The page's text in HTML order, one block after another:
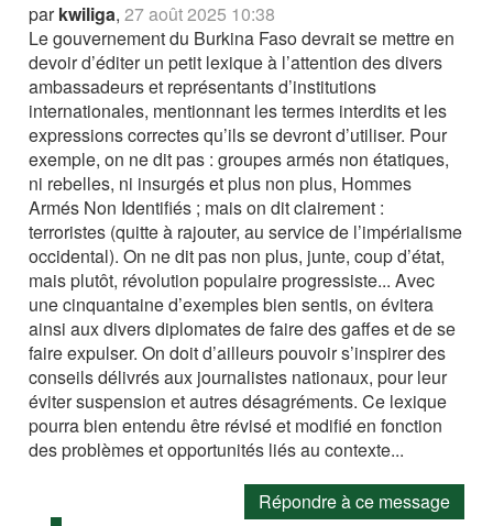
parkwiliga,27 août 2025 10:38
Le gouvernement du Burkina Faso devrait se mettre en
devoir d’éditer un petit lexique à l’attention des divers
ambassadeurs et représentants d’institutions
internationales, mentionnant les termes interdits et les
expressions correctes qu’ils se devront d’utiliser. Pour
exemple, on ne dit pas : groupes armés non étatiques,
ni rebelles, ni insurgés et plus non plus, Hommes
Armés Non Identifiés ; mais on dit clairement :
terroristes (quitte à rajouter, au service de l’impérialisme
occidental). On ne dit pas non plus, junte, coup d’état,
mais plutôt, révolution populaire progressiste... Avec
une cinquantaine d’exemples bien sentis, on évitera
ainsi aux divers diplomates de faire des gaffes et de se
faire expulser. On doit d’ailleurs pouvoir s’inspirer des
conseils délivrés aux journalistes nationaux, pour leur
éviter suspension et autres désagréments. Ce lexique
pourra bien entendu être révisé et modifié en fonction
des problèmes et opportunités liés au contexte...
Répondre à ce message